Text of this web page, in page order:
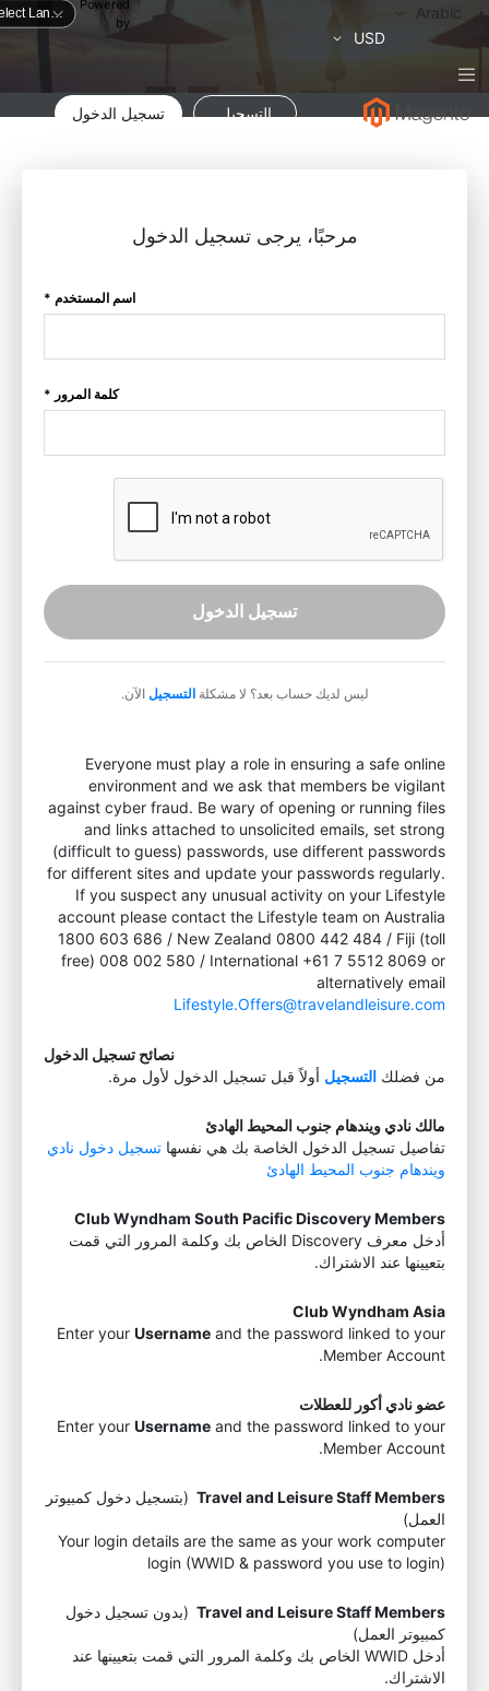
Powered
by
لغة
Arabic
العملة
USD
التسجيل تسجيل الدخول
مرحبًا، يرجى تسجيل الدخول
اسم المستخدم *
كلمة المرور *
تسجيل الدخول
ليس لديك حساب بعد؟ لا مشكلةالتسجيل الآن.
Everyone must play a role in ensuring a safe online
environment and we ask that members be vigilant
against cyber fraud. Be wary of opening or running files
and links attached to unsolicited emails, set strong
(difficult to guess) passwords, use different passwords
for different sites and update your passwords regularly.
If you suspect any unusual activity on your Lifestyle
account please contact the Lifestyle team on Australia
1800 603 686 / New Zealand 0800 442 484 / Fiji (toll
free) 008 002 580 / International +61 7 5512 8069 or
alternatively email
Lifestyle.Offers@travelandleisure.com
نصائح تسجيل الدخول
من فضلك التسجيل أولاً قبل تسجيل الدخول لأول مرة.
مالك نادي ويندهام جنوب المحيط الهادئ
تفاصيل تسجيل الدخول الخاصة بك هي نفسها تسجيل دخول نادي
ويندهام جنوب المحيط الهادئ
Club Wyndham South Pacific Discovery Members
أدخل معرف Discovery الخاص بك وكلمة المرور التي قمت
بتعيينها عند الاشتراك.
Club Wyndham Asia
Enter your Username and the password linked to your
Member Account.
عضو نادي أكور للعطلات
Enter your Username and the password linked to your
Member Account.
Travel and Leisure Staff Members (بتسجيل دخول كمبيوتر
العمل)
Your login details are the same as your work computer
login (WWID & password you use to login)
Travel and Leisure Staff Members (بدون تسجيل دخول
كمبيوتر العمل)
أدخل WWID الخاص بك وكلمة المرور التي قمت بتعيينها عند
الاشتراك.